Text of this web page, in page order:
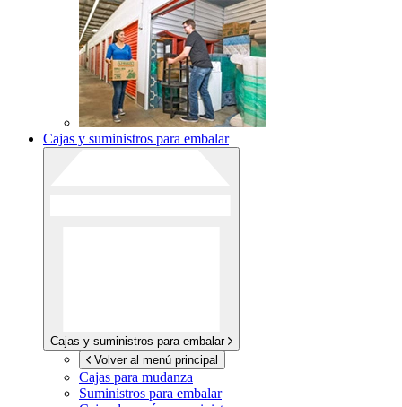
Cajas y suministros para embalar
Cajas y suministros para embalar
Volver al menú principal
Cajas para mudanza
Suministros para embalar